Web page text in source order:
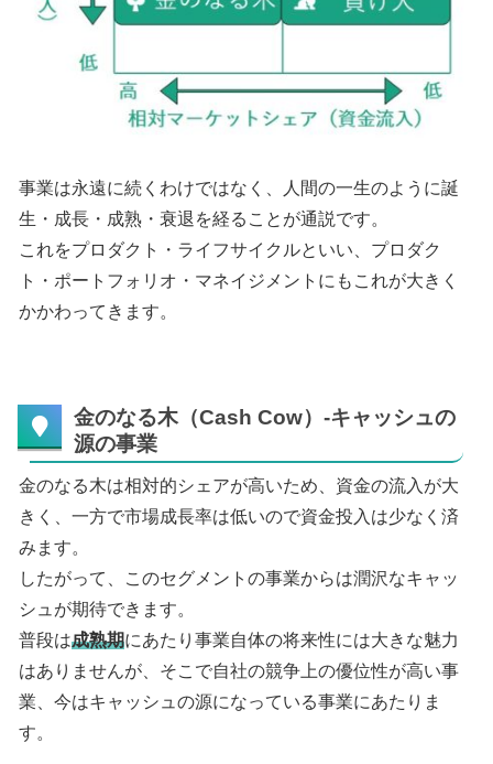
事業は永遠に続くわけではなく、人間の一生のように誕
生・成長・成熟・衰退を経ることが通説です。
これをプロダクト・ライフサイクルといい、プロダク
ト・ポートフォリオ・マネイジメントにもこれが大きく
かかわってきます。
金のなる木（Cash Cow）-キャッシュの
源の事業
金のなる木は相対的シェアが高いため、資金の流入が大
きく、一方で市場成長率は低いので資金投入は少なく済
みます。
したがって、このセグメントの事業からは潤沢なキャッ
シュが期待できます。
普段は成熟期にあたり事業自体の将来性には大きな魅力
はありませんが、そこで自社の競争上の優位性が高い事
業、今はキャッシュの源になっている事業にあたりま
す。